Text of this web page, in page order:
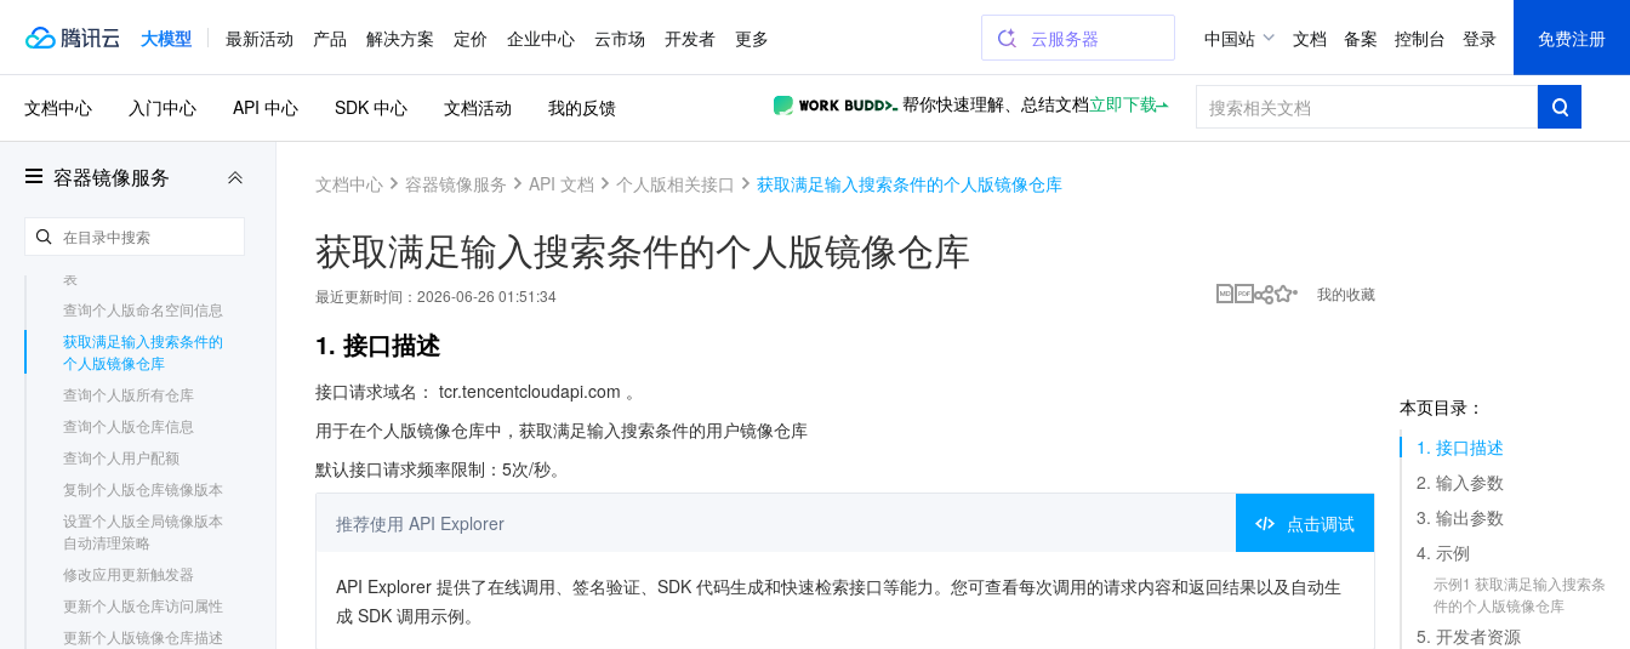
大模型 最新活动 产品 解决方案 定价 企业中心 云市场 开发者 更多 云服务器 中国站 文档 备案 控制台 登录 免费注册
容器镜像服务
查询应用更新触发器
查询个人版中与指定tag镜
像内容相同的tag列表
获取个人版全局镜像版本
自动清理策略
表
查询个人版命名空间信息
获取满足输入搜索条件的
个人版镜像仓库
查询个人版所有仓库
查询个人版仓库信息
查询个人用户配额
复制个人版仓库镜像版本
设置个人版全局镜像版本
自动清理策略
修改应用更新触发器
更新个人版仓库访问属性
更新个人版镜像仓库描述
文档中心 入门中心 API 中心 SDK 中心 文档活动 我的反馈 帮你快速理解、总结文档立即下载
文档中心 容器镜像服务 API 文档 个人版相关接口 获取满足输入搜索条件的个人版镜像仓库
获取满足输入搜索条件的个人版镜像仓库
最近更新时间： 2026-06-26 01:51:34 我的收藏
本页目录：
1. 接口描述
2. 输入参数
3. 输出参数
4. 示例
示例1 获取满足输入搜索条
件的个人版镜像仓库
5. 开发者资源
1. 接口描述
接口请求域名： tcr.tencentcloudapi.com 。
用于在个人版镜像仓库中，获取满足输入搜索条件的用户镜像仓库
默认接口请求频率限制：5次/秒。
推荐使用 API Explorer 点击调试
API Explorer 提供了在线调用、签名验证、SDK 代码生成和快速检索接口等能力。您可查看每次调用的请求内容和返回结果以及自动生
成 SDK 调用示例。